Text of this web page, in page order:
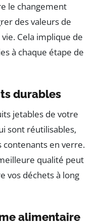
le changement
des valeurs de
Cela implique de
à chaque étape de
durables
jetables de votre
sont réutilisables,
contenants en verre.
qualité peut
vos déchets à long
alimentaire